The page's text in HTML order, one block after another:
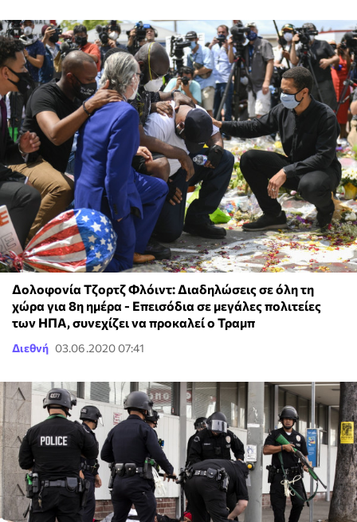
Δολοφονία Τζορτζ Φλόιντ: Διαδηλώσεις σε όλη τη
χώρα για 8η ημέρα - Επεισόδια σε μεγάλες πολιτείες
των ΗΠΑ, συνεχίζει να προκαλεί ο Τραμπ
Διεθνή 03.06.2020 07:41